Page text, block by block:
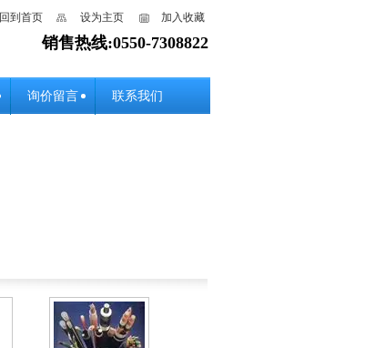
回到首页 设为主页 加入收藏
销售热线:0550-7308822
询价留言 联系我们